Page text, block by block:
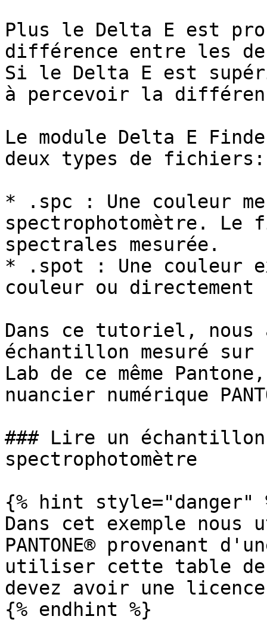
Plus le Delta E est
différence entre les
Si le Delta E est
à percevoir la
Le module Delta E
deux types de fichiers:
* .spc : Une couleur
spectrophotomètre.
spectrales mesurée.
* .spot : Une couleur
couleur ou
Dans ce tutoriel, nous
échantillon mesuré
Lab de ce même
nuancier numérique
### Lire un échantillon
spectrophotomètre
{% hint style="danger"
Dans cet exemple
PANTONE® provenant
utiliser cette table de
devez avoir une
{% endhint %}